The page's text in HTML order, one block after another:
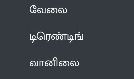
வேலை
டிரெண்டிங்
வானிலை